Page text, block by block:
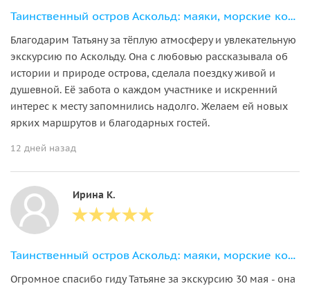
Таинственный остров Аскольд: маяки, морские котики и обед в лазурной бухте
Благодарим Татьяну за тёплую атмосферу и увлекательную
экскурсию по Аскольду. Она с любовью рассказывала об
истории и природе острова, сделала поездку живой и
душевной. Её забота о каждом участнике и искренний
интерес к месту запомнились надолго. Желаем ей новых
ярких маршрутов и благодарных гостей.
12 дней назад
Ирина К.
Таинственный остров Аскольд: маяки, морские котики и обед в лазурной бухте
Огромное спасибо гиду Татьяне за экскурсию 30 мая - она